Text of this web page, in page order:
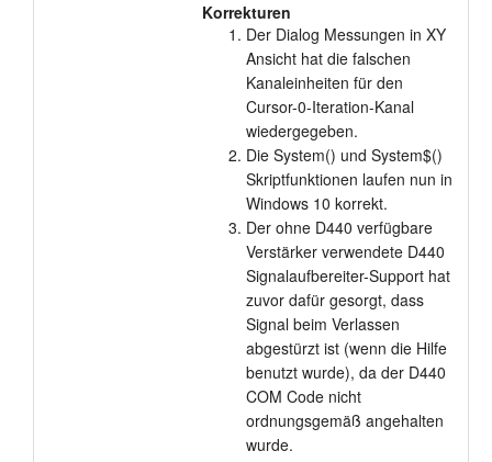
Korrekturen
Der Dialog Messungen in XY
Ansicht hat die falschen
Kanaleinheiten für den
Cursor-0-Iteration-Kanal
wiedergegeben.
Die System() und System$()
Skriptfunktionen laufen nun in
Windows 10 korrekt.
Der ohne D440 verfügbare
Verstärker verwendete D440
Signalaufbereiter-Support hat
zuvor dafür gesorgt, dass
Signal beim Verlassen
abgestürzt ist (wenn die Hilfe
benutzt wurde), da der D440
COM Code nicht
ordnungsgemäß angehalten
wurde.